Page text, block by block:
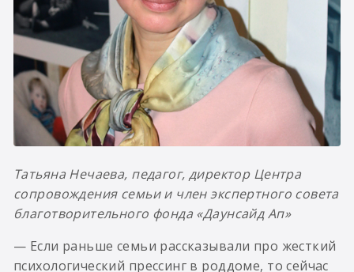
Татьяна Нечаева, педагог, директор Центра
сопровождения семьи и член экспертного совета
благотворительного фонда «Даунсайд Ап»
— Если раньше семьи рассказывали про жесткий
психологический прессинг в роддоме, то сейчас